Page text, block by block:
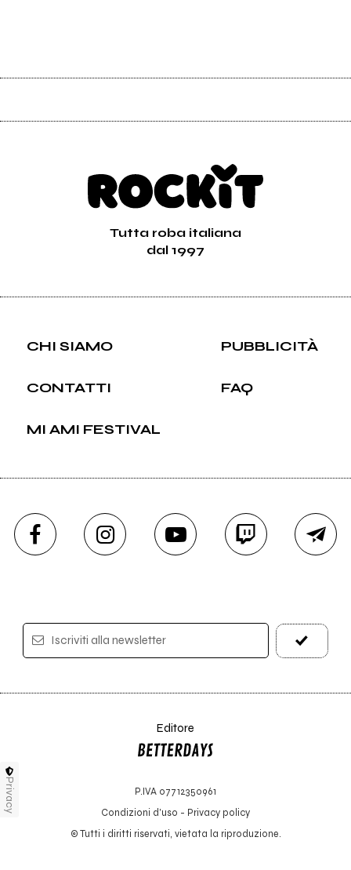
Tutta roba italiana
dal 1997
CHI SIAMO PUBBLICITÀ
CONTATTI FAQ
MI AMI FESTIVAL
Iscriviti alla newsletter
Editore
P.IVA 07712350961
Condizioni d'uso - Privacy policy
© Tutti i diritti riservati, vietata la riproduzione.
Privacy